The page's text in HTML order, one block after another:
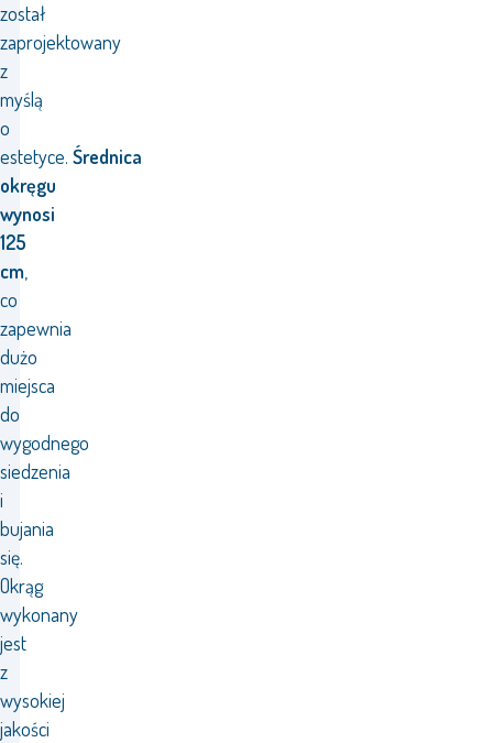
został
zaprojektowany
z
myślą
o
estetyce. Średnica
okręgu
wynosi
125
cm
co
zapewnia
dużo
miejsca
do
wygodnego
siedzenia
i
bujania
się.
Okrąg
wykonany
jest
z
wysokiej
jakości